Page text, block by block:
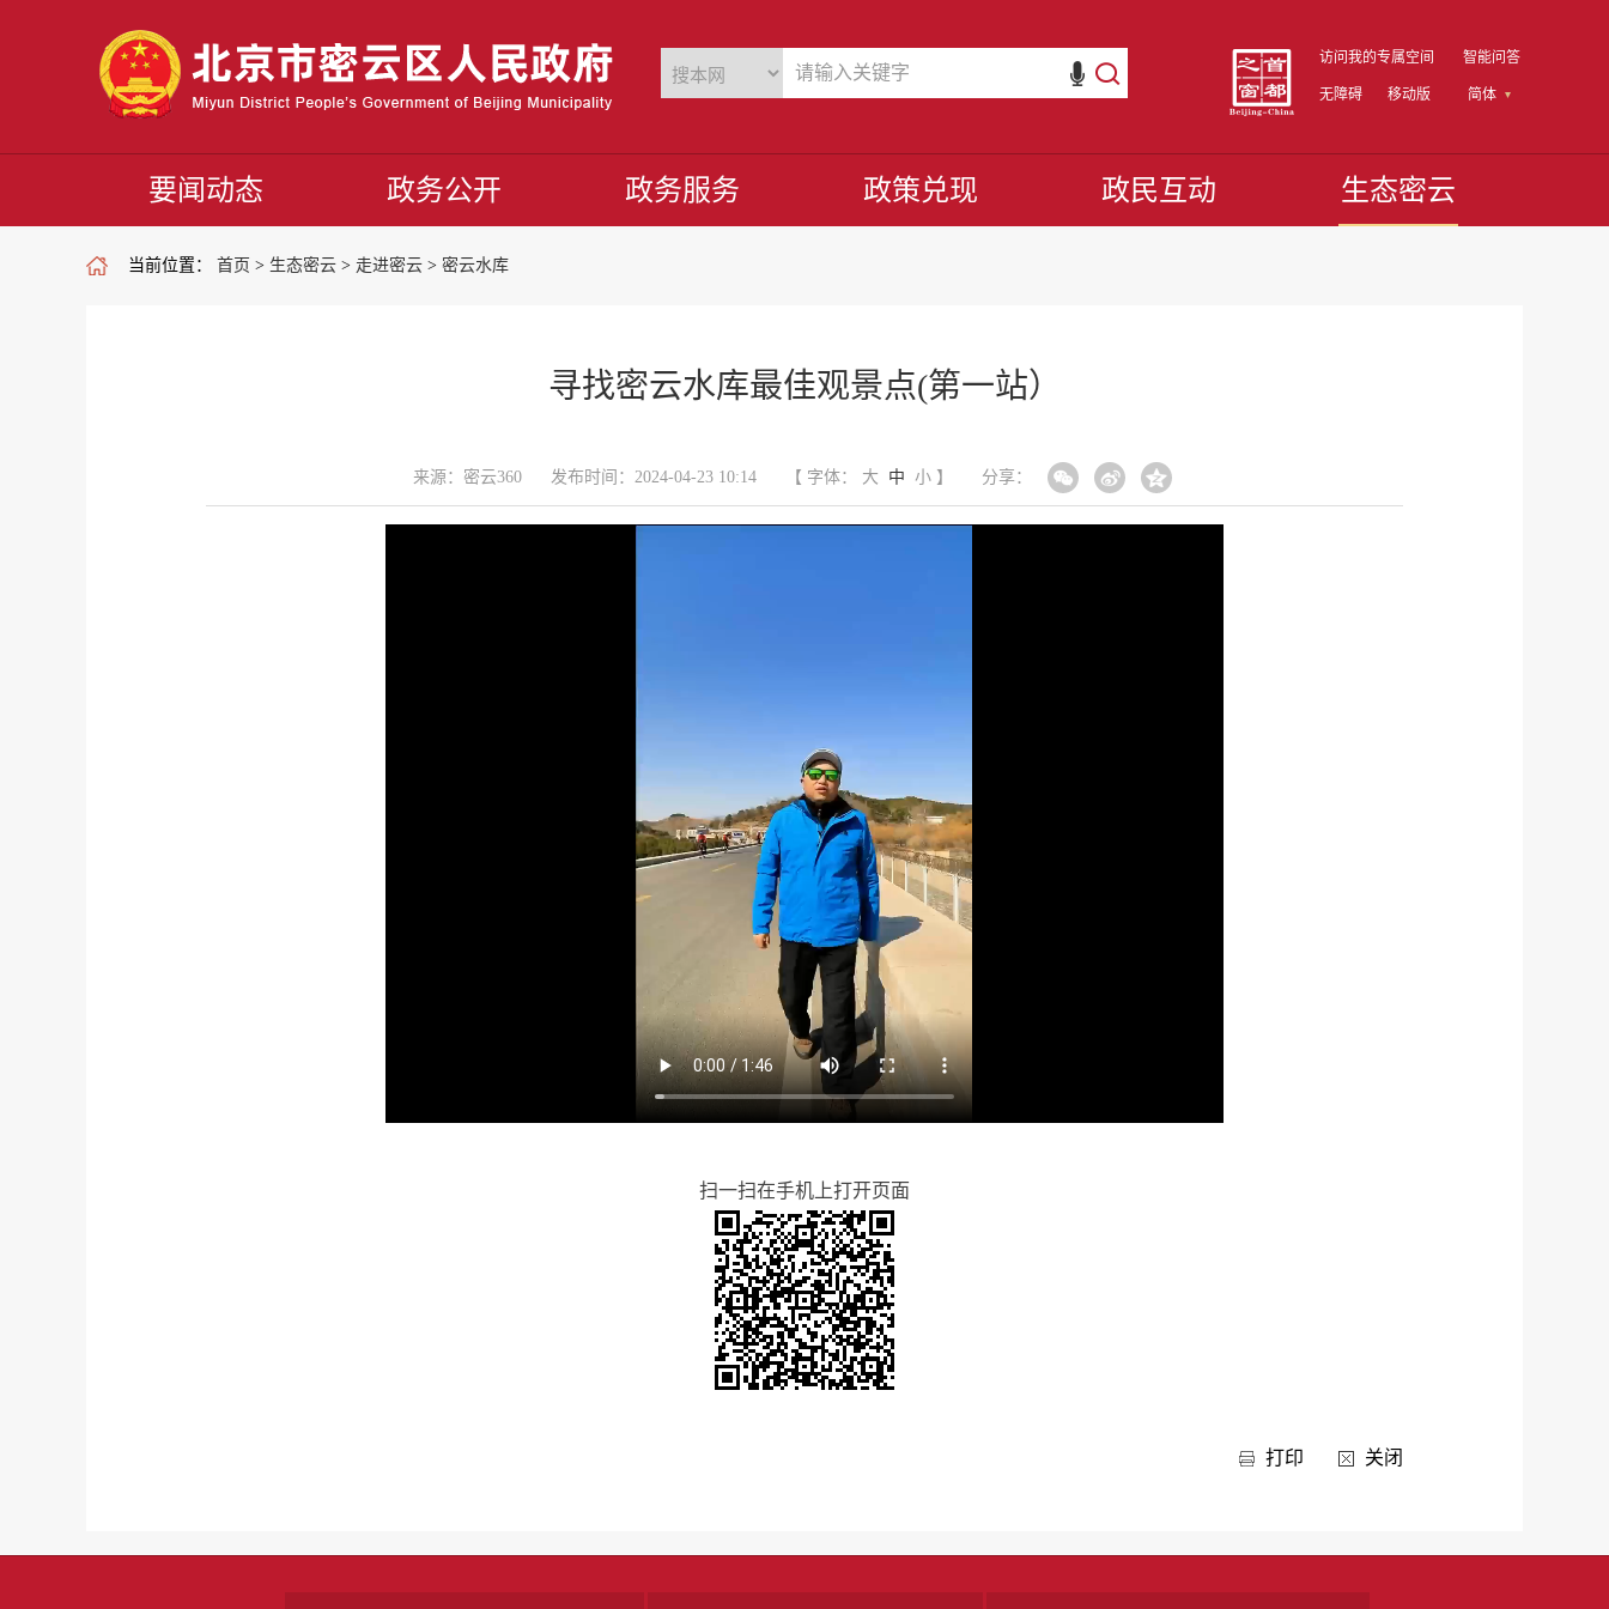
访问我的专属空间 智能问答
无障碍 移动版 简体
要闻动态 政务公开 政务服务 政策兑现 政民互动 生态密云
当前位置： 首页 > 生态密云 > 走进密云 > 密云水库
寻找密云水库最佳观景点(第一站）
来源：密云360 发布时间：2024-04-23 10:14 【 字体： 大 中 小 】 分享：
扫一扫在手机上打开页面
打印 关闭